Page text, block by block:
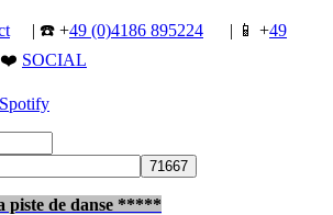
| ☎️ +49 (0)4186 895224 | 📱 +49
SOCIAL
piste de danse *****